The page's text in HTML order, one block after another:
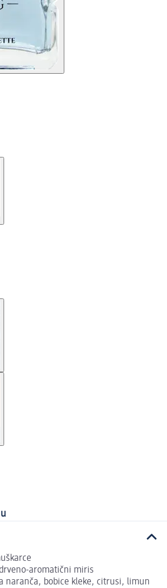
aromatični miris
naranča, bobice kleke, citrusi, limun